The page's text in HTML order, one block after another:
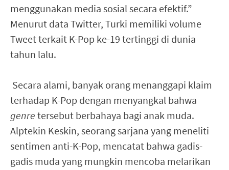
menggunakan media sosial secara efektif.”
Menurut data Twitter, Turki memiliki volume
Tweet terkait K-Pop ke-19 tertinggi di dunia
tahun lalu.
Secara alami, banyak orang menanggapi klaim
terhadap K-Pop dengan menyangkal bahwa
genre tersebut berbahaya bagi anak muda.
Alptekin Keskin, seorang sarjana yang meneliti
sentimen anti-K-Pop, mencatat bahwa gadis-
gadis muda yang mungkin mencoba melarikan